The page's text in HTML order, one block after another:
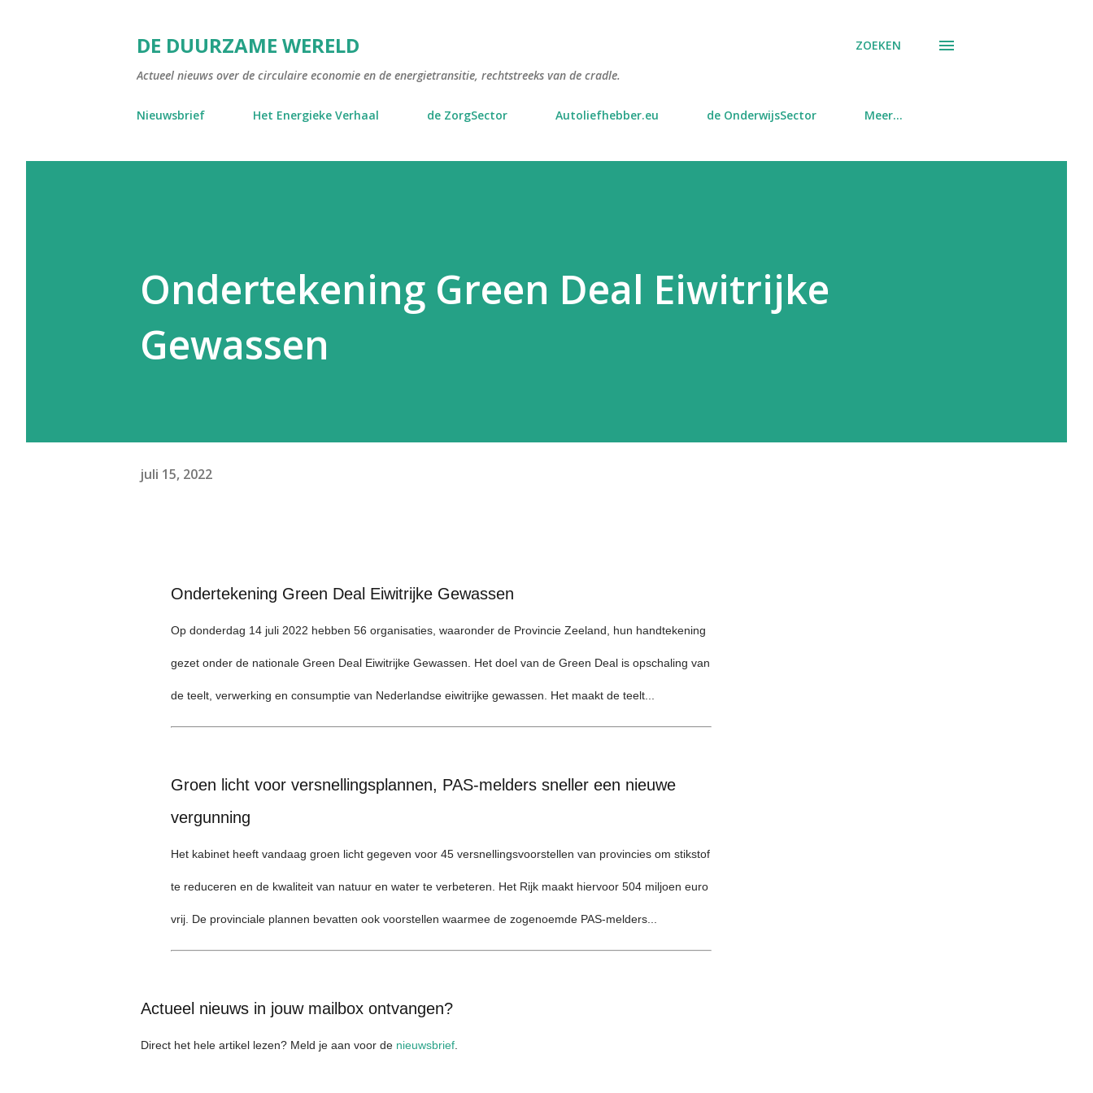
DE DUURZAME WERELD
Actueel nieuws over de circulaire economie en de energietransitie, rechtstreeks van de cradle.
ZOEKEN
Nieuwsbrief Het Energieke Verhaal de ZorgSector Autoliefhebber.eu de OnderwijsSector Meer…
Ondertekening Green Deal Eiwitrijke
Gewassen
juli 15, 2022
Ondertekening Green Deal Eiwitrijke Gewassen
Op donderdag 14 juli 2022 hebben 56 organisaties, waaronder de Provincie Zeeland, hun handtekening
gezet onder de nationale Green Deal Eiwitrijke Gewassen. Het doel van de Green Deal is opschaling van
de teelt, verwerking en consumptie van Nederlandse eiwitrijke gewassen. Het maakt de teelt...
Groen licht voor versnellingsplannen, PAS-melders sneller een nieuwe
vergunning
Het kabinet heeft vandaag groen licht gegeven voor 45 versnellingsvoorstellen van provincies om stikstof
te reduceren en de kwaliteit van natuur en water te verbeteren. Het Rijk maakt hiervoor 504 miljoen euro
vrij. De provinciale plannen bevatten ook voorstellen waarmee de zogenoemde PAS-melders...
Actueel nieuws in jouw mailbox ontvangen?
Direct het hele artikel lezen? Meld je aan voor de nieuwsbrief